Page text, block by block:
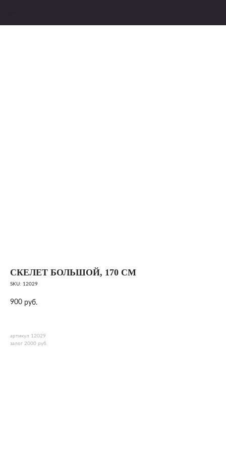
СКЕЛЕТ БОЛЬШОЙ, 170 СМ
SKU: 12029
900 руб.
артикул 12029
залог 2000 руб.